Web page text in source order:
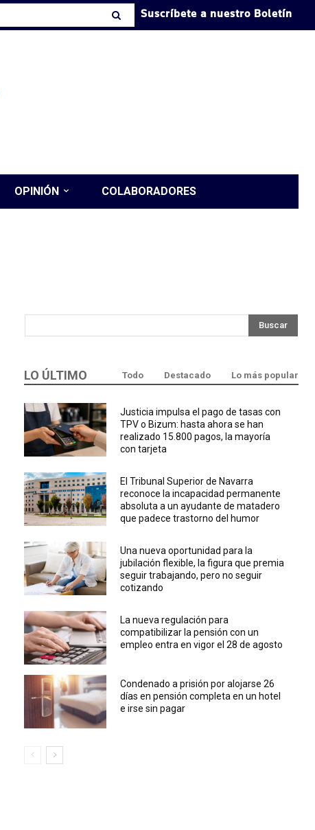
Suscríbete a nuestro Boletín
OPINIÓN COLABORADORES
Buscar
LO ÚLTIMO Todo Destacado Lo más popular
Justicia impulsa el pago de tasas con
TPV o Bizum: hasta ahora se han
realizado 15.800 pagos, la mayoría
con tarjeta
El Tribunal Superior de Navarra
reconoce la incapacidad permanente
absoluta a un ayudante de matadero
que padece trastorno del humor
Una nueva oportunidad para la
jubilación flexible, la figura que premia
seguir trabajando, pero no seguir
cotizando
La nueva regulación para
compatibilizar la pensión con un
empleo entra en vigor el 28 de agosto
Condenado a prisión por alojarse 26
días en pensión completa en un hotel
e irse sin pagar